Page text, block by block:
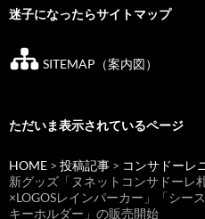
迷子になったらサイトマップ
SITEMAP（案内図）
ただいま表示されているページ
HOME > 投稿記事 > コンサドーレ
新グッズ「ヌネットコンサドーレ
×LOGOSレインパーカー」「シー
キーホルダー」の販売開始